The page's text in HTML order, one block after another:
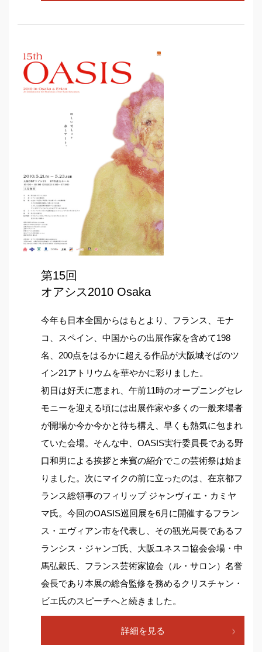
第15回
オアシス2010 Osaka
今年も日本全国からはもとより、フランス、モナ
コ、スペイン、中国からの出展作家を含めて198
名、200点をはるかに超える作品が大阪城そばのツ
イン21アトリウムを華やかに彩りました。
初日は好天に恵まれ、午前11時のオープニングセレ
モニーを迎える頃には出展作家や多くの一般来場者
が開場か今か今かと待ち構え、早くも熱気に包まれ
ていた会場。そんな中、OASIS実行委員長である野
口和男による挨拶と来賓の紹介でこの芸術祭は始ま
りました。次にマイクの前に立ったのは、在京都フ
ランス総領事のフィリップ ジャンヴィエ・カミヤ
マ氏。今回のOASIS巡回展を6月に開催するフラン
ス・エヴィアン市を代表し、その観光局長であるフ
ランシス・ジャンゴ氏、大阪ユネスコ協会会場・中
馬弘穀氏、フランス芸術家協会（ル・サロン）名誉
会長であり本展の総合監修を務めるクリスチャン・
ビエ氏のスピーチへと続きました。
詳細を見る